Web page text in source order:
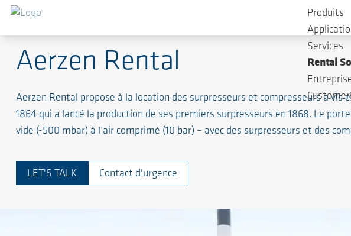
Aerzen Rental
Aerzen Rental propose à la location des surpresseurs et compresseurs à
1864 qui a lancé la production de ses premiers surpresseurs en 1868. Le
vide (-500 mbar) à l’air comprimé (10 bar) – avec des surpresseurs et des
LET'S TALK Contact d'urgence
Produits
Services
Rental